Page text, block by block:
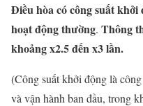
Điều hòa có công suất khởi
hoạt động thường. Thông
khoảng x2.5 đến x3 lần.
(Công suất khởi động là
và vận hành ban đầu, trong